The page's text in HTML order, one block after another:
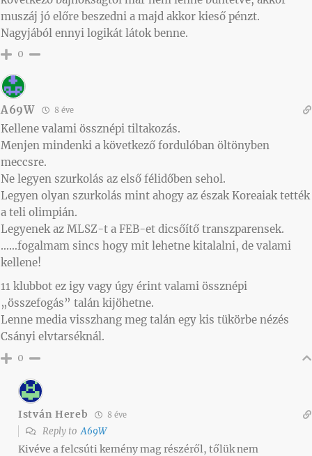
muszáj jó előre beszedni a majd akkor kieső pénzt.
Nagyjából ennyi logikát látok benne.
0
A69W 8 éve
Kellene valami össznépi tiltakozás.
Menjen mindenki a következő fordulóban öltönyben
meccsre.
Ne legyen szurkolás az első félidőben sehol.
Legyen olyan szurkolás mint ahogy az észak Koreaiak tették
a teli olimpián.
Legyenek az MLSZ-t a FEB-et dicsőítő transzparensek.
……fogalmam sincs hogy mit lehetne kitalalni, de valami
kellene!
11 klubbot ez igy vagy úgy érint valami össznépi
„összefogás” talán kijöhetne.
Lenne media visszhang meg talán egy kis tükörbe nézés
Csányi elvtarséknál.
0
István Hereb 8 éve
Reply toA69W
Kivéve a felcsúti kemény mag részéről, tőlük nem